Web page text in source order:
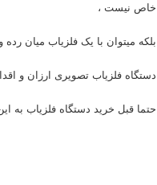
خاص نیست ،
بلکه میتوان با یک فلزیاب میان
دستگاه فلزیاب تصویری ارزان و
حتما قبل خرید دستگاه فلزیاب به